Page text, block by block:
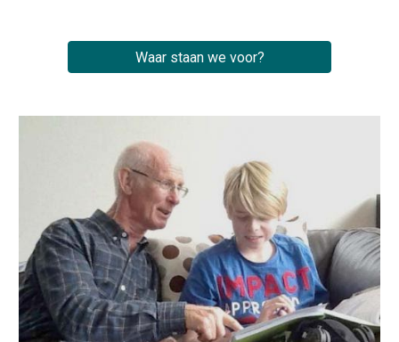
Waar staan we voor?